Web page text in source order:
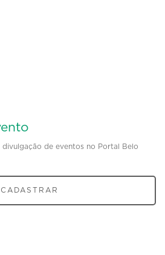
divulgação de eventos no Portal Belo
CADASTRAR